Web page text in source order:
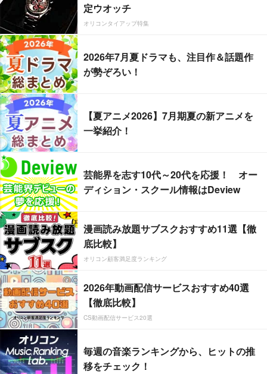
定ウオッチ
オリコンタイアップ特集
2026年7月夏ドラマも、注目作＆話題作
が勢ぞろい！
【夏アニメ2026】7月期夏の新アニメを
一挙紹介！
芸能界を志す10代～20代を応援！ オー
ディション・スクール情報はDeview
漫画読み放題サブスクおすすめ11選【徹
底比較】
オリコン顧客満足度ランキング
2026年動画配信サービスおすすめ40選
【徹底比較】
CS動画配信サービス20選
毎週の音楽ランキングから、ヒットの推
移をチェック！